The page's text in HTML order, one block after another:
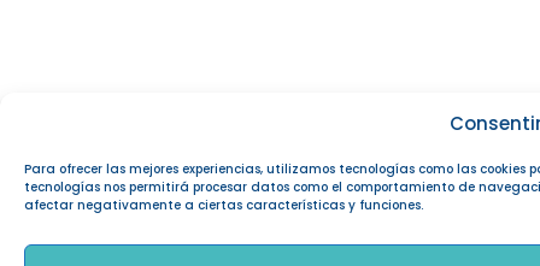
Para ofrecer las mejores experiencias, utilizamos tecnologías como las
tecnologías nos permitirá procesar datos como el comportamiento de
afectar negativamente a ciertas características y funciones.